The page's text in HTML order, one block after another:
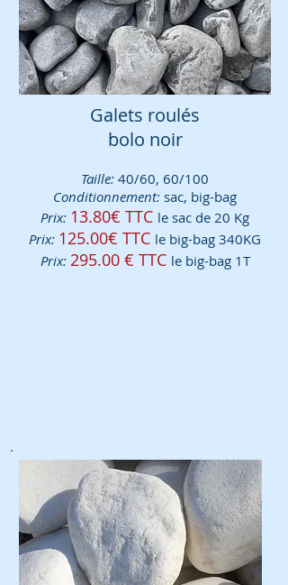
Galets roulés
bolo noir
Taille: 40/60, 60/100
Conditionnement: sac, big-bag
Prix: 13.80€ TTC le sac de 20 Kg
Prix: 125.00€ TTC le big-bag 340KG
Prix: 295.00 € TTC le big-bag 1T